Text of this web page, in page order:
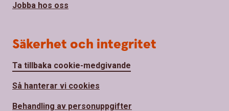
Jobba hos oss
Säkerhet och integritet
Ta tillbaka cookie-medgivande
Så hanterar vi cookies
Behandling av personuppgifter